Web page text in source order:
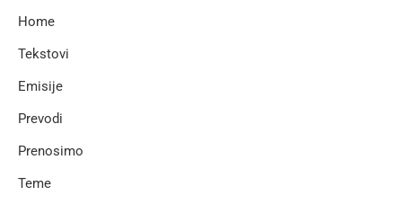
Home
Tekstovi
Emisije
Prevodi
Prenosimo
Teme